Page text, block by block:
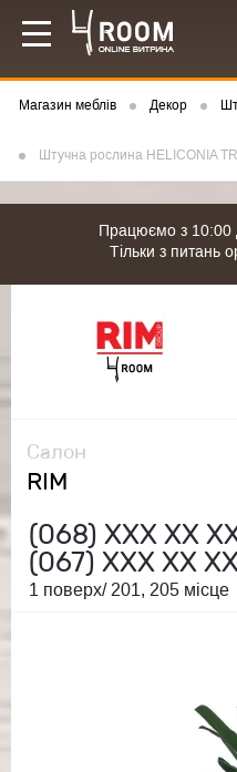
Магазин меблів Декор
Штучна рослина HELICONIA
Працюємо з 10:00
Тільки з питань
Салон
RIM
(068) ХХХ ХХ
(067) ХХХ ХХ
1 поверх/ 201, 205 місце